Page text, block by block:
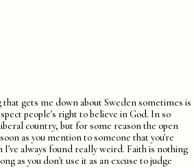
gets me down about Sweden sometimes is
people's right to believe in God. In so
country, but for some reason the open
as you mention to someone that you're
I've always found really weird. Faith is nothing
as you don't use it as an excuse to judge